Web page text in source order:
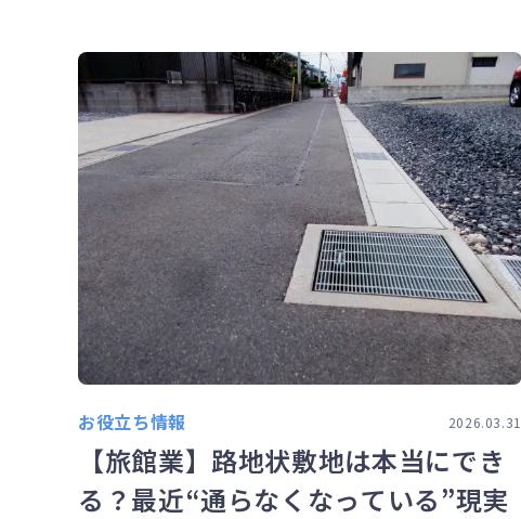
お役立ち情報 2026.03.31
【旅館業】路地状敷地は本当にでき
る？最近“通らなくなっている”現実